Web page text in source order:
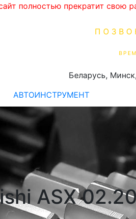
полностью прекратит
Беларусь,
АВТОИНСТРУМЕНТ
ASX